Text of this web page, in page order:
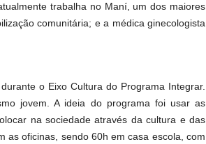
trabalha no Maní, um dos maiores
comunitária; e a médica ginecologista
o Eixo Cultura do Programa Integrar.
jovem. A ideia do programa foi usar as
na sociedade através da cultura e das
as oficinas, sendo 60h em casa escola, com